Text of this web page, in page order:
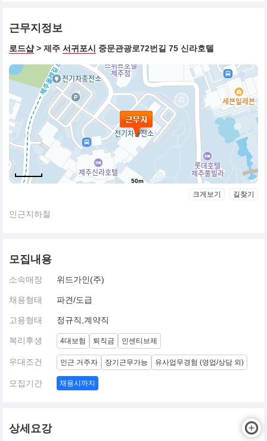
근무지정보
로드샵> 제주 서귀포시 중문관광로72번길 75 신라호텔
50m
크게보기 길찾기
인근지하철
모집내용
소속매장 위드가인(주)
채용형태 파견/도급
고용형태 정규직,계약직
복리후생 4대보험 퇴직금 인센티브제
우대조건 인근 거주자 장기근무가능 유사업무경험 (영업/상담 외)
모집기간 채용시까지
상세요강